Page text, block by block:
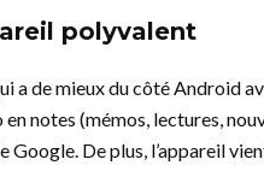
polyvalent
a de mieux du côté Android
notes (mémos, lectures,
De plus, l’appareil